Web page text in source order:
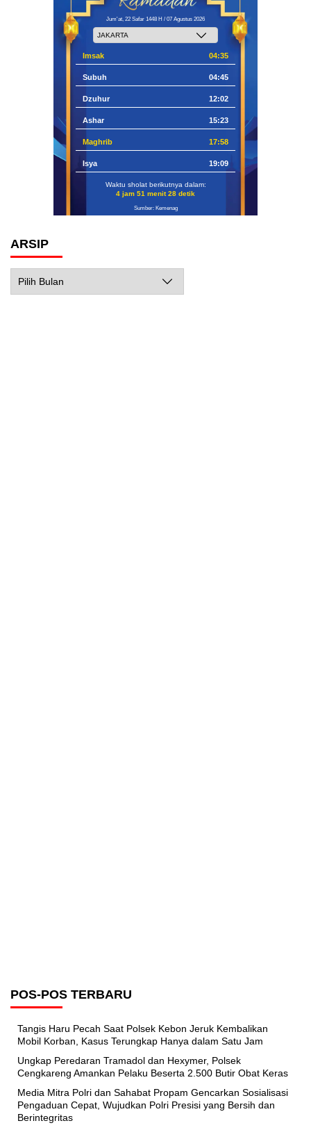
Jum'at, 22 Safar 1448 H / 07 Agustus 2026
Imsak 04:35
Subuh 04:45
Dzuhur 12:02
Ashar 15:23
Maghrib 17:58
Isya 19:09
Waktu sholat berikutnya dalam:
4 jam 51 menit 27 detik
Sumber: Kemenag
ARSIP
POS-POS TERBARU
Tangis Haru Pecah Saat Polsek Kebon Jeruk Kembalikan
Mobil Korban, Kasus Terungkap Hanya dalam Satu Jam
Ungkap Peredaran Tramadol dan Hexymer, Polsek
Cengkareng Amankan Pelaku Beserta 2.500 Butir Obat Keras
Media Mitra Polri dan Sahabat Propam Gencarkan Sosialisasi
Pengaduan Cepat, Wujudkan Polri Presisi yang Bersih dan
Berintegritas